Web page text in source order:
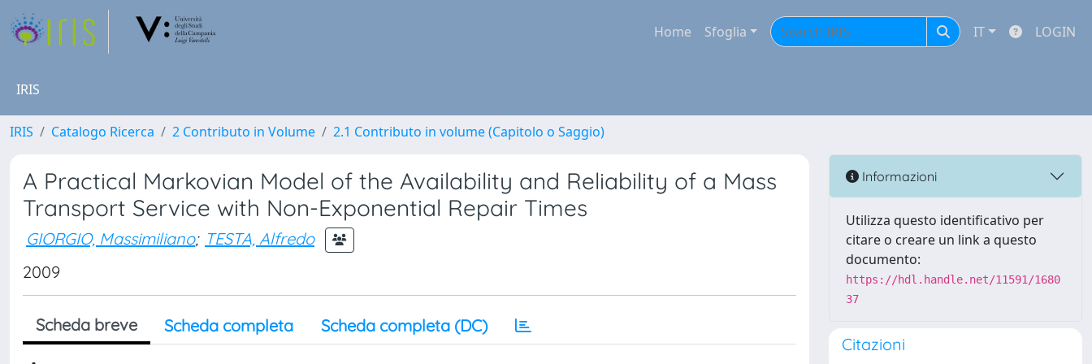
Home Sfoglia IT LOGIN
IRIS
IRIS Catalogo Ricerca 2 Contributo in Volume 2.1 Contributo in volume (Capitolo o Saggio)
A Practical Markovian Model of the Availability and Reliability of a Mass
Transport Service with Non-Exponential Repair Times
GIORGIO, Massimiliano; TESTA, Alfredo
2009
Scheda breve Scheda completa Scheda completa (DC)
Informazioni
Utilizza questo identificativo per
citare o creare un link a questo
documento:
https://hdl.handle.net/11591/1680
37
Citazioni